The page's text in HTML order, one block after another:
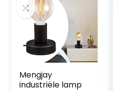
Mengjay
industriële lamp